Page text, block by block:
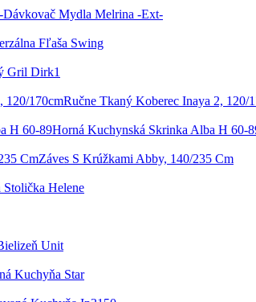
Dávkovač Mydla Melrina -Ext-
Fľaša Swing
Gril Dirk1
Ručne Tkaný Koberec Inaya 2, 120/
Horná Kuchynská Skrinka Alba H 60-
Záves S Krúžkami Abby, 140/235 Cm
Stolička Helene
Unit
Kuchyňa Star